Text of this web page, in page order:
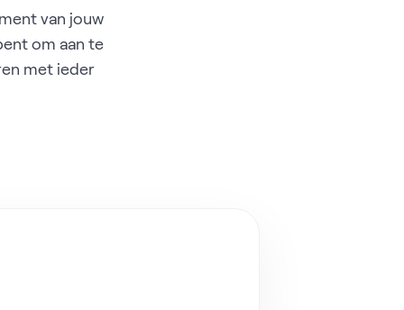
van jouw
om aan te
met ieder